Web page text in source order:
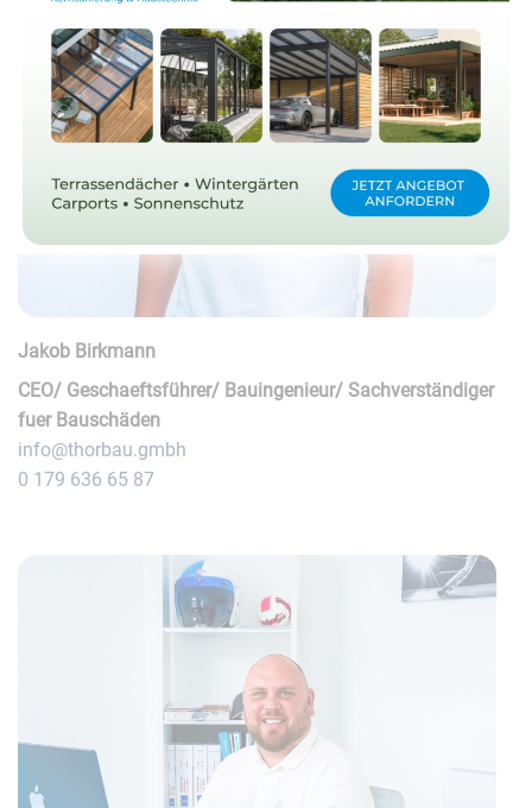
Jakob Birkmann
CEO/ Geschaeftsführer/ Bauingenieur/ Sachverständiger
fuer Bauschäden
info@thorbau.gmbh
0 179 636 65 87